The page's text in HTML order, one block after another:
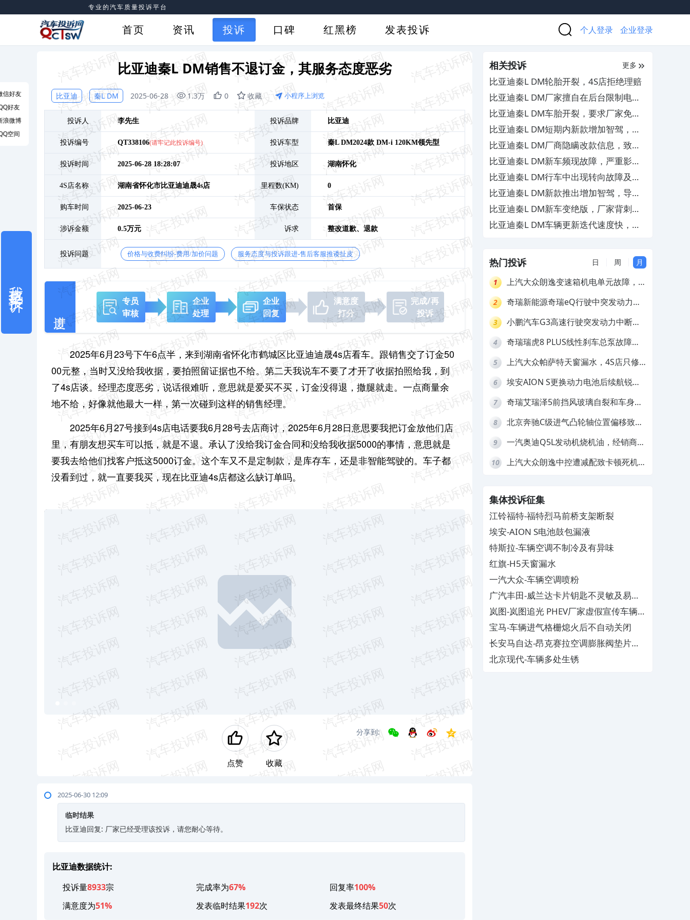
专业的汽车质量投诉平台
首页 资讯 投诉 口碑 红黑榜 发表投诉 个人登录 企业登录
比亚迪秦L DM销售不退订金，其服务态度恶劣
比亚迪 秦L DM 2025-06-28 1.3万 0 收藏 小程序上浏览
投诉人 李先生 投诉品牌 比亚迪
投诉编号 QT338106(请牢记此投诉编号) 投诉车型 秦L DM2024款 DM-i 120KM领先型
投诉时间 2025-06-28 18:28:07 投诉地区 湖南怀化
4S店名称 湖南省怀化市比亚迪迪晟4s店 里程数(KM) 0
购车时间 2025-06-23 车保状态 首保
涉诉金额 0.5万元 诉求 整改道歉、 退款
投诉问题 价格与收费纠纷-费用/加价问题 服务态度与投诉跟进-售后客服推诿扯皮
专员
审核
企业
处理
企业
回复
满意度
打分
完成/再
投诉
2025年6月23号下午6点半，来到湖南省怀化市鹤城区比亚迪迪晟4s店看车。跟销售交了订金50
00元整，当时又没给我收据，要拍照留证据也不给。第二天我说车不要了才开了收据拍照给我，到
了4s店谈。经理态度恶劣，说话很难听，意思就是爱买不买，订金没得退，撒腿就走。一点商量余
地不给，好像就他最大一样，第一次碰到这样的销售经理。
2025年6月27号接到4s店电话要我6月28号去店商讨，2025年6月28日意思要我把订金放他们店
里，有朋友想买车可以抵，就是不退。承认了没给我订金合同和没给我收据5000的事情，意思就是
要我去给他们找客户抵这5000订金。这个车又不是定制款，是库存车，还是非智能驾驶的。车子都
没看到过，就一直要我买，现在比亚迪4s店都这么缺订单吗。
点赞 收藏
分享到:
2025-06-30 12:09
临时结果
比亚迪回复: 厂家已经受理该投诉，请您耐心等待。
比亚迪数据统计:
投诉量8933宗 完成率为67% 回复率100%
满意度为51% 发表临时结果192次 发表最终结果50次
相关投诉 更多
比亚迪秦L DM轮胎开裂，4S店拒绝理赔
比亚迪秦L DM厂家擅自在后台限制电机
功率，影响用车体验需解除
比亚迪秦L DM车胎开裂，要求厂家免费
更换
比亚迪秦L DM短期内新款增加智驾，导
致老款大幅贬值
比亚迪秦L DM厂商隐瞒改款信息，致车
主权益受损
比亚迪秦L DM新车频现故障，严重影响
驾驶安全
比亚迪秦L DM行车中出现转向故障及刹
车失灵，4S店不予处理
比亚迪秦L DM新款推出增加智驾，导致
老款车大幅贬值
比亚迪秦L DM新车变绝版，厂家背刺老
车主
比亚迪秦L DM车辆更新迭代速度快，厂
热门投诉 日 周 月
1
上汽大众朗逸变速箱机电单元故障，厂
2
奇瑞新能源奇瑞eQ行驶中突发动力受
拒绝三电质保
3
小鹏汽车G3高速行驶突发动力中断，
4
奇瑞瑞虎8 PLUS线性刹车总泵故障，
5
上汽大众帕萨特天窗漏水，4S店只修
6
埃安AION S更换动力电池后续航锐
7
奇瑞艾瑞泽5前挡风玻璃自裂和车身多
8
北京奔驰C级进气凸轮轴位置偏移致发
9
一汽奥迪Q5L发动机烧机油，经销商推
10
上汽大众朗逸中控遭减配致卡顿死机，
集体投诉征集
江铃福特-福特烈马前桥支架断裂
埃安-AION S电池鼓包漏液
特斯拉-车辆空调不制冷及有异味
红旗-H5天窗漏水
一汽大众-车辆空调喷粉
广汽丰田-威兰达卡片钥匙不灵敏及易消
磁
岚图-岚图追光 PHEV厂家虚假宣传车辆配
置与功能
宝马-车辆进气格栅熄火后不自动关闭
长安马自达-昂克赛拉空调膨胀阀垫片生
锈
北京现代-车辆多处生锈
信好友
好友
浪微博
空间